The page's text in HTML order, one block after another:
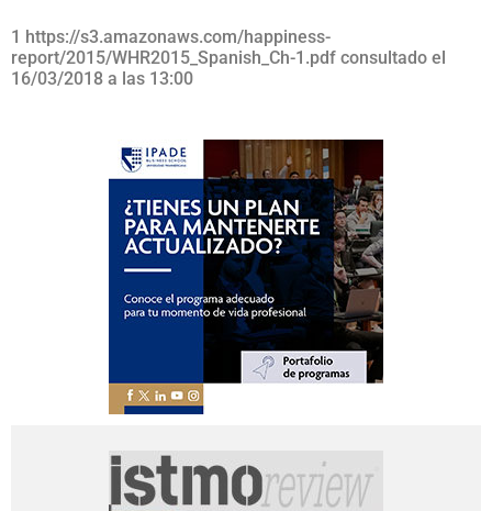
1 https://s3.amazonaws.com/happiness-
report/2015/WHR2015_Spanish_Ch-1.pdf consultado el
16/03/2018 a las 13:00